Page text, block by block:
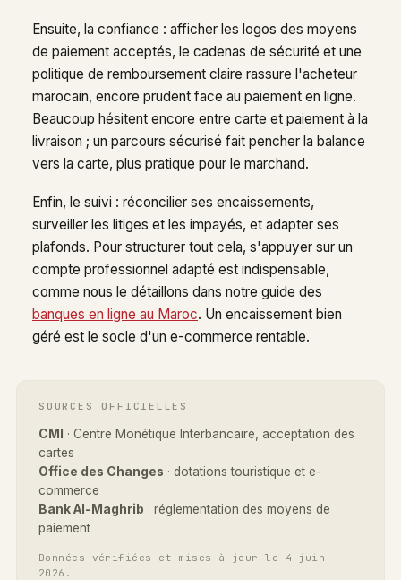
Ensuite, la confiance : afficher les logos des moyens
de paiement acceptés, le cadenas de sécurité et une
politique de remboursement claire rassure l'acheteur
marocain, encore prudent face au paiement en ligne.
Beaucoup hésitent encore entre carte et paiement à la
livraison ; un parcours sécurisé fait pencher la balance
vers la carte, plus pratique pour le marchand.
Enfin, le suivi : réconcilier ses encaissements,
surveiller les litiges et les impayés, et adapter ses
plafonds. Pour structurer tout cela, s'appuyer sur un
compte professionnel adapté est indispensable,
comme nous le détaillons dans notre guide des
banques en ligne au Maroc. Un encaissement bien
géré est le socle d'un e-commerce rentable.
SOURCES OFFICIELLES
CMI
· Centre Monétique Interbancaire, acceptation des
cartes
Office des Changes · dotations touristique et e-
commerce
Bank Al-Maghrib · réglementation des moyens de
paiement
Données vérifiées et mises à jour le 4 juin
2026.